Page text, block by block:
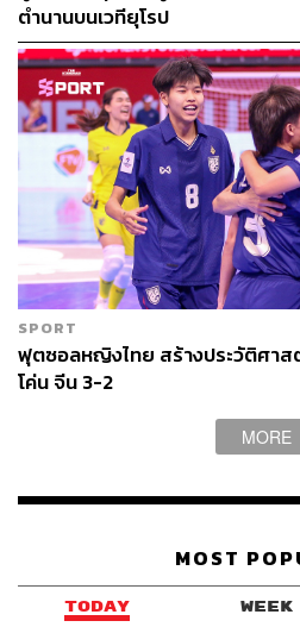
TAGS: ฟุตซอลทีมชาติไทย AFC
ตำนานบนเวทียุโรป
SPORT
ฟุตซอลหญิงไทย สร้างประวัติศาส
โค่น จีน 3-2
MORE
MOST
TODAY WEEK